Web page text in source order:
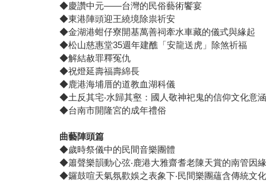
◆慶讚中元——台灣的民俗藝術饗宴
◆東港陣頭迎王繞境除祟祈安
◆金湖港蚶仔寮開基萬善祠牽水車藏的儀式與緣起
◆松山慈惠堂35週年建醮「安龍送虎」除煞祈福
◆解結赦罪釋冤仇
◆祝燈延壽福壽綿長
◆鹿港海埔厝的道教血湖科儀
◆土反其宅‧水歸其壑：國人敬神祀鬼的信仰文化意涵
◆台南市開隆宮的成年禮俗
曲藝陣頭篇
◆歲時祭儀中的民間音樂團體
◆簫聲樂韻動心弦‧鹿港大雅齋耆老陳天賞的南管因緣
◆鑼鼓喧天氣氛歡娛之表象下‧民間樂團蘊含傳統文